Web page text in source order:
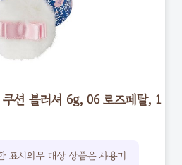
션 블러셔 6g, 06 로즈페탈, 1
표시의무 대상 상품은 사용기